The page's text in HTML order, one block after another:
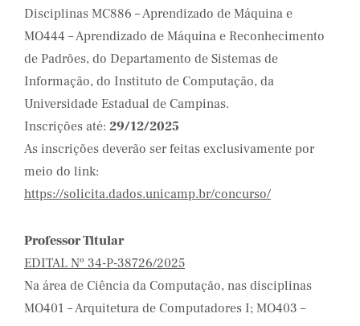
Disciplinas MC886 – Aprendizado de Máquina e
MO444 – Aprendizado de Máquina e Reconhecimento
de Padrões, do Departamento de Sistemas de
Informação, do Instituto de Computação, da
Universidade Estadual de Campinas.
Inscrições até: 29/12/2025
As inscrições deverão ser feitas exclusivamente por
meio do link:
https://solicita.dados.unicamp.br/concurso/
Professor Titular
EDITAL Nº 34-P-38726/2025
Na área de Ciência da Computação, nas disciplinas
MO401 – Arquitetura de Computadores I; MO403 –